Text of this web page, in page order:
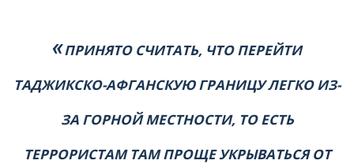
«ПРИНЯТО СЧИТАТЬ, ЧТО ПЕРЕЙТИ
ТАДЖИКСКО-АФГАНСКУЮ ГРАНИЦУ ЛЕГКО ИЗ-
ЗА ГОРНОЙ МЕСТНОСТИ, ТО ЕСТЬ
ТЕРРОРИСТАМ ТАМ ПРОЩЕ УКРЫВАТЬСЯ ОТ